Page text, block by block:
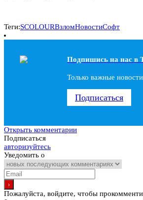
Теги:SCOLOURВзломНовостиСофт
Подпишись на наc в
Только важные
Подписаться
Открыть комментарии
Подписаться
авторизуйтесь
Уведомить о
Пожалуйста, войдите, чтобы